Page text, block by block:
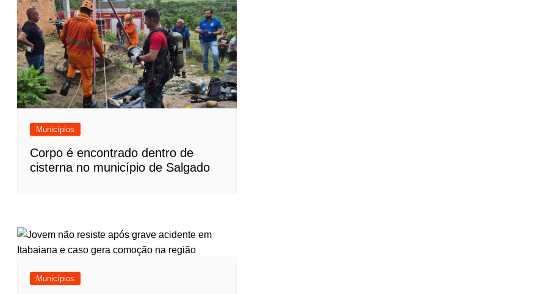
Municípios
Corpo é encontrado dentro de
cisterna no município de Salgado
Municípios